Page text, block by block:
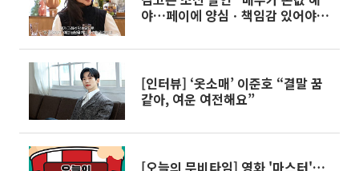
야…페이에 양심ㆍ책임감 있어야 한
[인터뷰] ‘옷소매’ 이준호 “결말 꿈
같아, 여운 여전해요”
[오늘의 무비타임] 영화 '마스터'…